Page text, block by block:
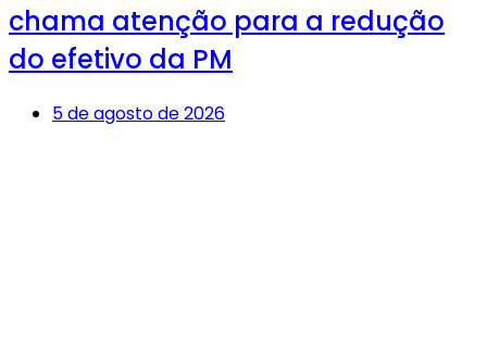
chama atenção para a redução
do efetivo da PM
5 de agosto de 2026